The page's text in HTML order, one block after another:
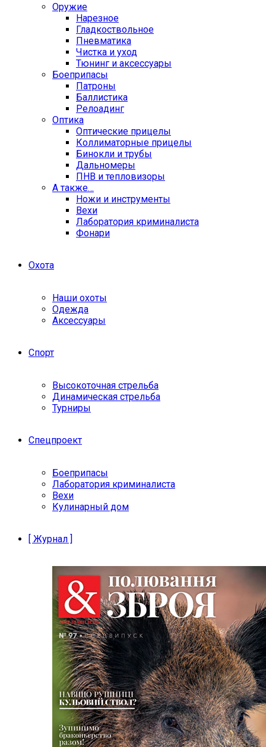
Оружие
Нарезное
Гладкоствольное
Пневматика
Чистка и уход
Тюнинг и аксессуары
Боеприпасы
Патроны
Баллистика
Релоадинг
Оптика
Оптические прицелы
Коллиматорные прицелы
Бинокли и трубы
Дальномеры
ПНВ и тепловизоры
А также…
Ножи и инструменты
Вехи
Лаборатория криминалиста
Фонари
Охота
Наши охоты
Одежда
Аксессуары
Спорт
Высокоточная стрельба
Динамическая стрельба
Турниры
Спецпроект
Боеприпасы
Лаборатория криминалиста
Вехи
Кулинарный дом
[ Журнал ]